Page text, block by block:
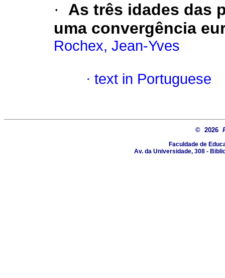
·
As três idades das
uma convergência
Rochex, Jean-Yves
· text in Portuguese
© 2026
Faculdade de
Av. da Universidade, 308 -